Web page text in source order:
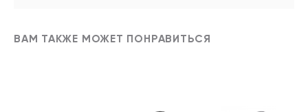
ВАМ ТАКЖЕ МОЖЕТ ПОНРАВИТЬСЯ